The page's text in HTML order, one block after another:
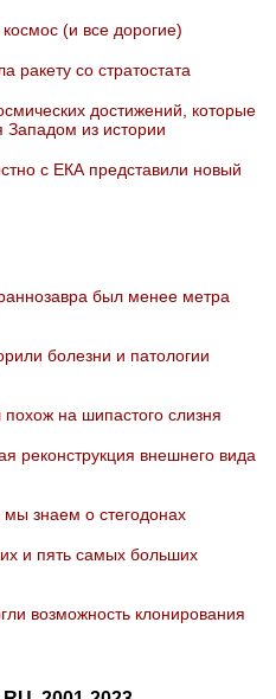
(и все дорогие)
ракету со стратостата
достижений, которые
Западом из истории
с ЕКА представили новый
был менее метра
болезни и патологии
на шипастого слизня
реконструкция внешнего вида
знаем о стегодонах
и пять самых больших
возможность клонирования